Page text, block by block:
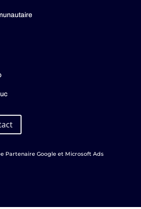
Partenaire Google et Microsoft Ads